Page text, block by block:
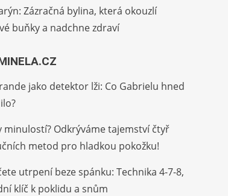
Zázračná bylina, která okouzlí
buňky a nadchne zdraví
jako detektor lži: Co Gabrielu hned
minulostí? Odkrýváme tajemství čtyř
metod pro hladkou pokožku!
utrpení beze spánku: Technika 4-7-8,
klíč k poklidu a snům